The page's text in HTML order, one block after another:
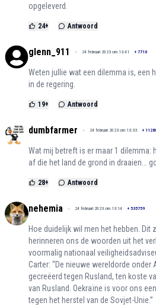
opgeleverd.
24+ Antwoord
glenn_911 24 februari 2023 om 13:41 + 7710
Weten jullie wat een dilemma is, een
in de regering.
19+ Antwoord
dumbfarmer 24 februari 2023 om 13:33 +
Wat mij betreft is er maar 1 dilemma:
af die het land de grond in draaien...
28+ Antwoord
nehemia 24 februari 2023 om 13:14 + 535759
Hoe duidelijk wil men het hebben. Dit
herinneren ons de woorden uit het
voormalig nationaal
Carter: “De nieuwe wereldorde
gecreëerd tegen Rusland, ten koste
van Rusland. Oekraïne is voor ons
tegen het herstel van de Sovjet-Unie.”